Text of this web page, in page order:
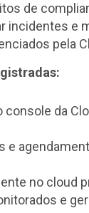
de
incidentes e
pela
console da
e
no cloud
e